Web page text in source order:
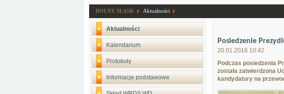
DOLNY ŚLĄSK Aktualności
Aktualności
Kalendarium
Protokoły
Informacje podstawowe
Posiedzenie
20.01.2016 10:42
Podczas posiedzenia
została zatwierdzona
kandydatury na